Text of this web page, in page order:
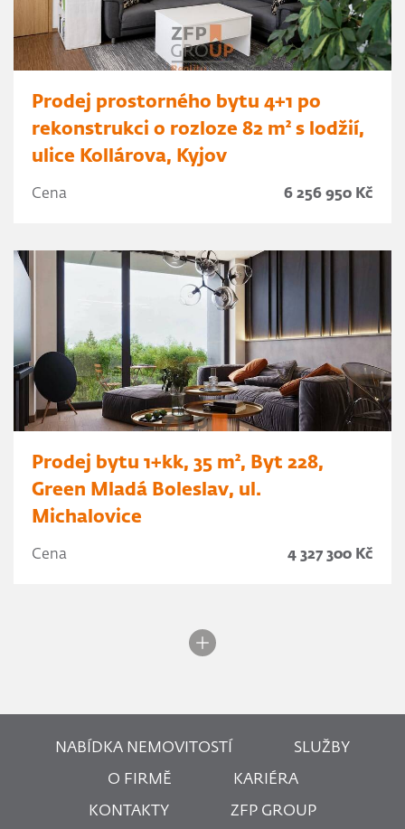
Prodej prostorného bytu 4+1 po
rekonstrukci o rozloze 82 m² s lodžií,
ulice Kollárova, Kyjov
Cena 6 256 950 Kč
Prodej bytu 1+kk, 35 m², Byt 228,
Green Mladá Boleslav, ul.
Michalovice
Cena 4 327 300 Kč
NABÍDKA NEMOVITOSTÍ SLUŽBY
O FIRMĚ KARIÉRA
KONTAKTY ZFP GROUP